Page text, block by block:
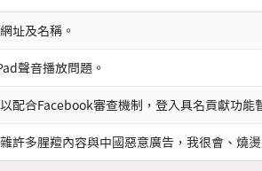
址及名稱。
聲音播放問題。
配合Facebook審查機制，登入具名貢獻功能
許多腥羶內容與中國惡意廣告，我很會、燒